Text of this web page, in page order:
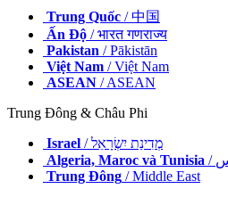
Trung Quốc / 中国
Ấn Độ / भारत गणराज्य
Pakistan / Pākistān
Việt Nam / Việt Nam
ASEAN / ASEAN
Trung Đông & Châu Phi
Israel
/ מְדִינַת יִשְׂרָאֵל
Algeria, Maroc và Tunisia
Trung Đông / Middle East